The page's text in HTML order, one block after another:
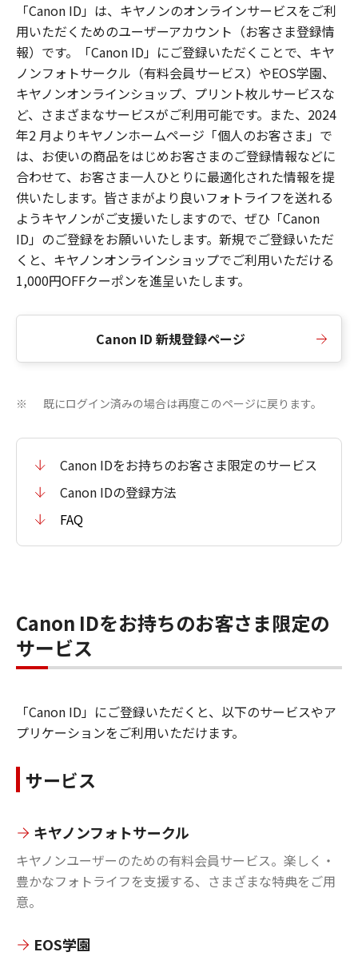
「Canon ID」は、キヤノンのオンラインサービスをご利
用いただくためのユーザーアカウント（お客さま登録情
報）です。「Canon ID」にご登録いただくことで、キヤ
ノンフォトサークル（有料会員サービス）やEOS学園、
キヤノンオンラインショップ、プリント枚ルサービスな
ど、さまざまなサービスがご利用可能です。また、2024
年2 月よりキヤノンホームページ「個人のお客さま」で
は、お使いの商品をはじめお客さまのご登録情報などに
合わせて、お客さま一人ひとりに最適化された情報を提
供いたします。皆さまがより良いフォトライフを送れる
ようキヤノンがご支援いたしますので、ぜひ「Canon
ID」のご登録をお願いいたします。新規でご登録いただ
くと、キヤノンオンラインショップでご利用いただける
1,000円OFFクーポンを進呈いたします。
Canon ID 新規登録ページ
※ 既にログイン済みの場合は再度このページに戻ります。
Canon IDをお持ちのお客さま限定のサービス
Canon IDの登録方法
FAQ
Canon IDをお持ちのお客さま限定の
サービス
「Canon ID」にご登録いただくと、以下のサービスやア
プリケーションをご利用いただけます。
サービス
キヤノンフォトサークル
キヤノンユーザーのための有料会員サービス。楽しく・
豊かなフォトライフを支援する、さまざまな特典をご用
意。
EOS学園